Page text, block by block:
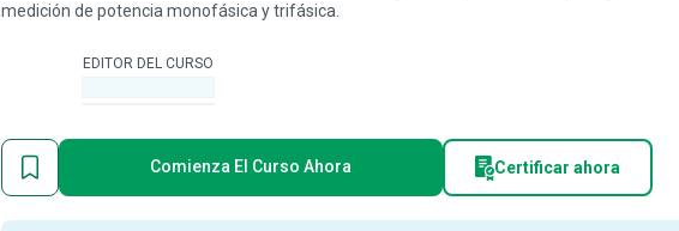
medición de potencia monofásica y trifásica.
EDITOR DEL CURSO
Comienza El Curso Ahora Certificar ahora